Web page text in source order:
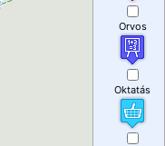
Orvos
Oktatás